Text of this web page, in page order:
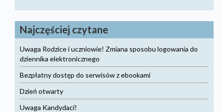
Najczęściej czytane
Uwaga Rodzice i uczniowie! Zmiana sposobu logowania do
dziennika elektronicznego
Bezpłatny dostęp do serwisów z ebookami
Dzień otwarty
Uwaga Kandydaci!